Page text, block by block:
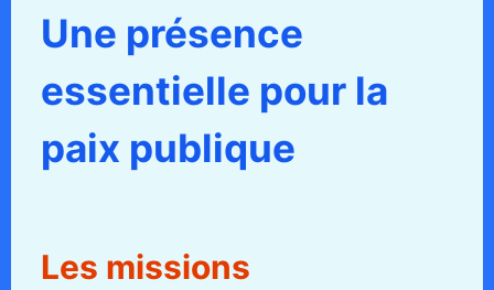
Une présence
essentielle pour la
paix publique
Les missions